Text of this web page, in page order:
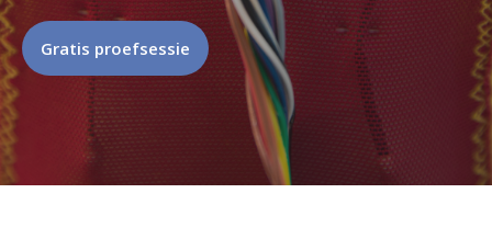
Gratis proefsessie